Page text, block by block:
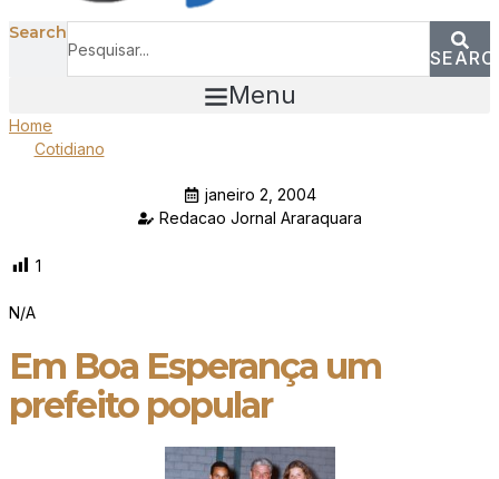
Search
Menu
Home
Cotidiano
janeiro 2, 2004
Redacao Jornal Araraquara
1
N/A
Em Boa Esperança um
prefeito popular